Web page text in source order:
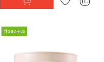
Новинка